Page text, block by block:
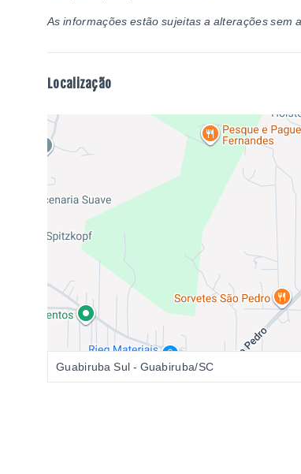
As informações estão sujeitas a alterações sem
Localização
Guabiruba Sul - Guabiruba/SC